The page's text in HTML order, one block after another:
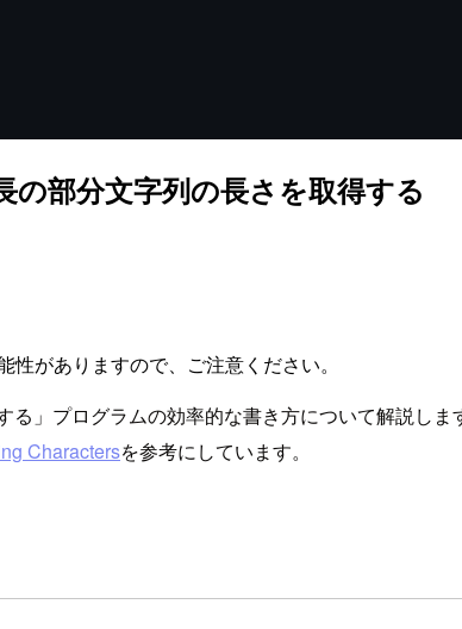
部分文字列の長さを取得する
がありますので、ご注意ください。
」プログラムの効率的な書き方について解説しま
Charactersを参考にしています。